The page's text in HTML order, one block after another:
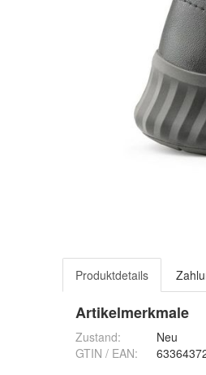
Produktdetails
Artikelmerkmale
Zustand:
Neu
GTIN / EAN: